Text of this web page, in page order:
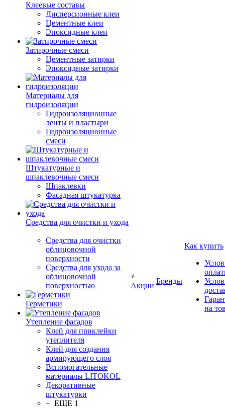
Клеевые составы
Дисперсионные клеи
Цементные клеи
Эпоксидные клеи
Затирочные смеси
Цементные затирки
Эпоксидные затирки
Материалы для
гидроизоляции
Гидроизоляционные
ленты и пластыри
Гидроизоляционные
смеси
Штукатурные и
шпаклевочные смеси
Шпаклевки
Фасадная штукатурка
Средства для очистки и ухода
Средства для очистки
облицовочной
поверхности
Средства для ухода за
облицовочной
поверхностью
Герметики
Утепление фасадов
Клей для приклейки
утеплителя
Клей для создания
армирующего слоя
Вспомогательные
материалы LITOKOL
Декоративные
штукатурки
+ ЕЩЕ 1
Акции
Бренды
Как купить
на